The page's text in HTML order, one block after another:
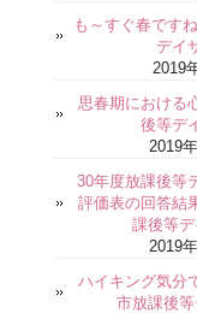
も～すぐ春です
デイ
2019
思春期における
後等デ
2019
30年度放課後等
評価表の回答結
課後等デ
2019
ハイキング気分
市放課後等